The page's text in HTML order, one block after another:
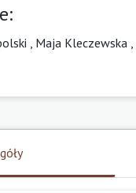
Maja Kleczewska